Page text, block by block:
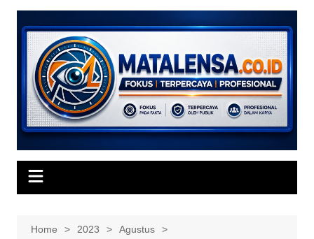
Skip
content
Home 2023
Agustus